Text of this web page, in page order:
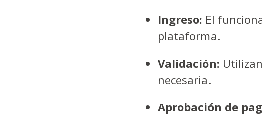
Ingreso: El
plataforma.
Validación:
necesaria.
Aprobación de